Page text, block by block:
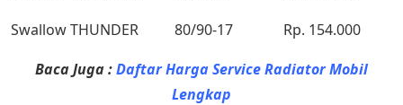
Swallow THUNDER 80/90-17 Rp. 154.000
Baca Juga :Daftar Harga Service Radiator Mobil
Lengkap